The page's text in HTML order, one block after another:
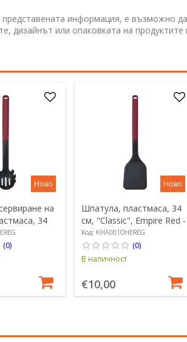
представената информация, е възможно
дизайнът или опаковката на продуктите
Ново
на
34
Red -
(0)
Ново
Шпатула, пластмаса, 34
см, "Classic", Empire Red -
KitchenAid
Код: KHA001OHEREG
(0)
В наличност
€10,00